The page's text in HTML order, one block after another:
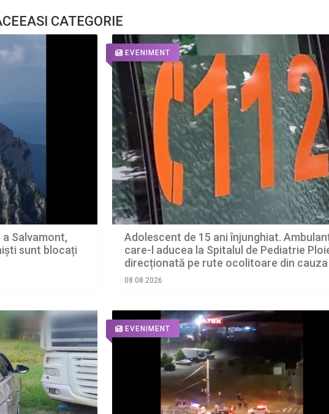
CATEGORIE
Salvamont,
sunt blocați
EVENIMENT
Adolescent de 15 ani înjunghiat.
care-l aducea la Spitalul de Pediatrie
direcționată pe rute ocolitoare din cauza
restricțiilor din centru
08.08.2026
EVENIMENT